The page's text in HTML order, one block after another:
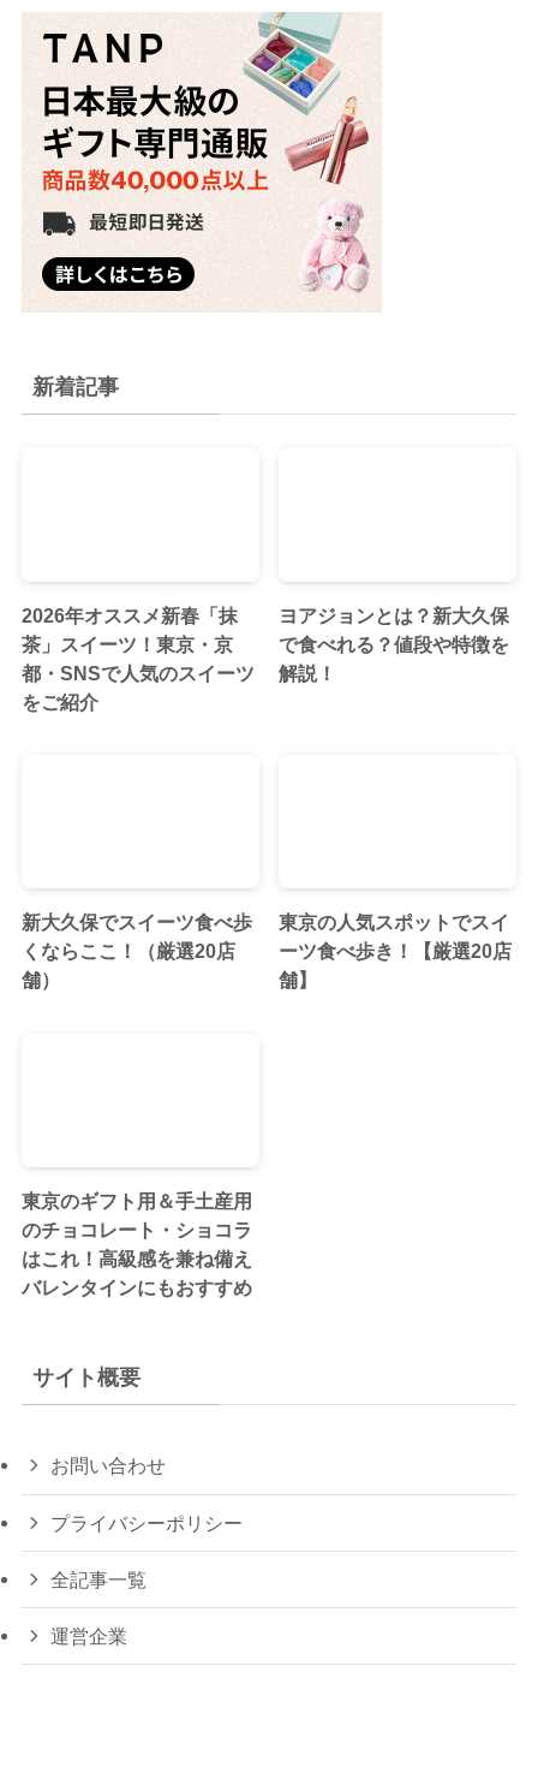
新着記事
2026年オススメ新春「抹
茶」スイーツ！東京・京
都・SNSで人気のスイーツ
をご紹介
ヨアジョンとは？新大久保
で食べれる？値段や特徴を
解説！
新大久保でスイーツ食べ歩
くならここ！（厳選20店
舗）
東京の人気スポットでスイ
ーツ食べ歩き！【厳選20店
舗】
東京のギフト用＆手土産用
のチョコレート・ショコラ
はこれ！高級感を兼ね備え
バレンタインにもおすすめ
サイト概要
お問い合わせ
プライバシーポリシー
全記事一覧
運営企業